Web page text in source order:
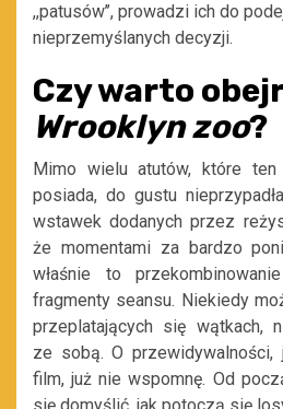
,,patusów’’, prowadzi ich do
nieprzemyślanych decyzji.
Czy warto
Wrooklyn zoo?
Mimo wielu atutów, które
posiada, do gustu
wstawek dodanych przez
że momentami za bardzo
właśnie to przekombinowanie
fragmenty seansu. Niekiedy
przeplatających się wątkach,
ze sobą. O przewidywalności,
film, już nie wspomnę. Od